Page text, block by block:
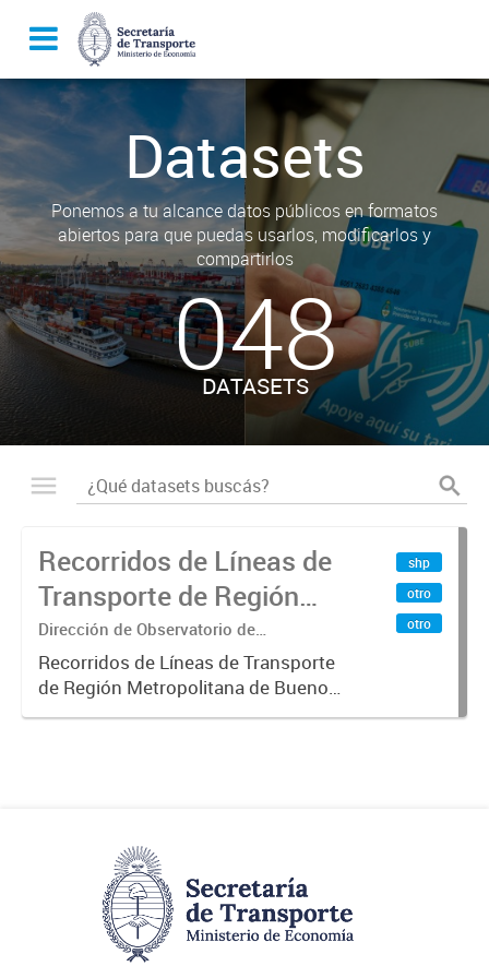
Datasets
Ponemos a tu alcance datos públicos en formatos
abiertos para que puedas usarlos, modificarlos y
compartirlos
048
DATASETS
Recorridos de Líneas de
Transporte de Región
Metropolitana de
Buenos Aires (RMBA)
Dirección de Observatorio de
Transporte, Estudio y Sistemas
Recorridos de Líneas de Transporte
de Región Metropolitana de Buenos
Aires (RMBA).-
shp
otro
otro